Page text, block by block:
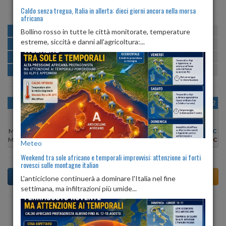
MATTINA min:20º max:26º U:59%
POMERIGGIO min:26º max:27º
SERA min: 23º max:29º U:63%-76%
NOTTE min:20º max:22º U:84%
OGGI
Min:
26°C
Max:29°C
VEN 07
Min:
26°C
Max:27°C
SAB 08
Min:25°C
Max:26°C
DOM 09
Min:25°C
Max:27°C
LUN 10
Min:
27°C
Max:28°C
MAR 11
Min:28°C
Max:29°C
MER 12
Min:
26°C
Max:28°C
Previsioni del Tempo a Tavernerio di domani
Caldo senza tregua, Italia in allerta: dieci giorni ancora nella morsa
africana
Bollino rosso in tutte le città monitorate, temperature
estreme, siccità e danni all'agricoltura:...
Meteo
Weekend tra sole africano e temporali improvvisi: attenzione ai forti
rovesci sulle montagne italian
L'anticiclone continuerà a dominare l'Italia nel fine
settimana, ma infiltrazioni più umide...